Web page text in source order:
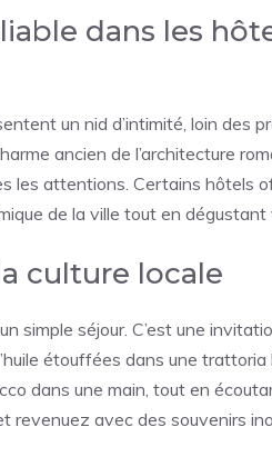
dans les
un nid d’intimité, loin des
ancien de l’architecture
les attentions. Certains hôtels
de la ville tout en
culture locale
simple séjour. C’est une
étouffées dans une
dans une main, tout en
avec des souvenirs